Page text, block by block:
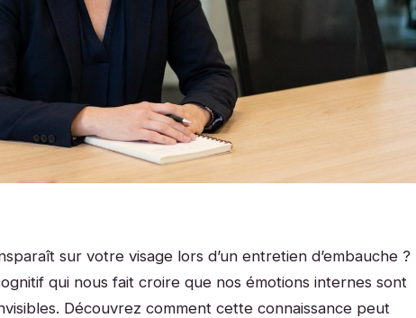
sur votre visage lors d’un entretien d’embauche ?
qui nous fait croire que nos émotions internes sont
Découvrez comment cette connaissance peut